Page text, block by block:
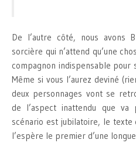
De l’autre côté, nous avons
sorcière qui n’attend qu’une
compagnon indispensable pour
Même si vous l’aurez deviné
deux personnages vont se
de l’aspect inattendu que
scénario est jubilatoire, le
l’espère le premier d’une